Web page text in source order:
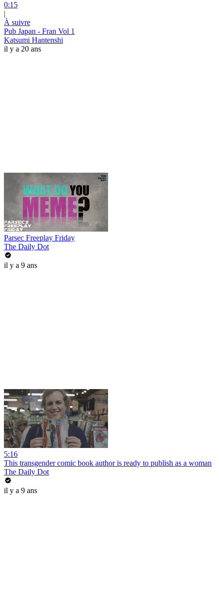
0:15
|
À suivre
Pub Japan - Fran Vol 1
Katsumi Hantenshi
il y a 20 ans
Parsec Freeplay Friday
The Daily Dot
il y a 9 ans
5:16
This transgender comic book author is ready to publish as a woman
The Daily Dot
il y a 9 ans